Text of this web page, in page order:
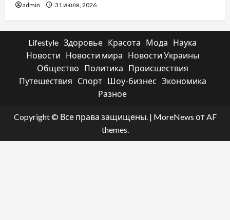
admin 31 июля, 2026
Lifestyle Здоровье Красота Мода
Наука
Новости
Новости мира
Новости Украины
Общество
Политика
Происшествия
Путешествия
Спорт Шоу-бизнес Экономика
Разное
Copyright © Все права защищены. | MoreNews от AF
themes.